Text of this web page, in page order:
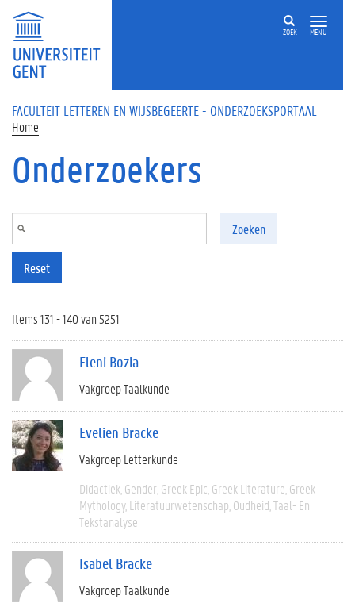
Overslaan en naar de inhoud gaan
ZOEK MENU
FACULTEIT LETTEREN EN WIJSBEGEERTE - ONDERZOEKSPORTAAL
Home
Onderzoekers
Zoeken
Reset
Items 131 - 140 van 5251
Eleni Bozia
Vakgroep Taalkunde
Evelien Bracke
Vakgroep Letterkunde
Didactiek Gender Greek Epic Greek Literature Greek
Mythology Literatuurwetenschap Oudheid Taal- En
Tekstanalyse
Isabel Bracke
Vakgroep Taalkunde